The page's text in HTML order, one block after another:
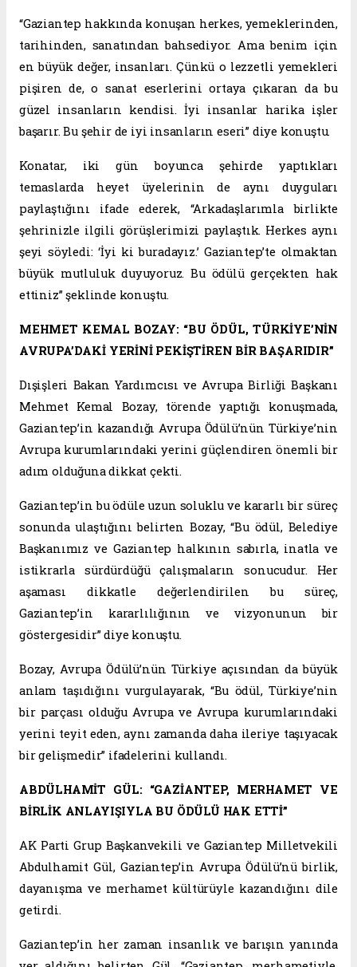
“Gaziantep hakkında konuşan herkes, yemeklerinden,
tarihinden, sanatından bahsediyor. Ama benim için
en büyük değer, insanları. Çünkü o lezzetli yemekleri
pişiren de, o sanat eserlerini ortaya çıkaran da bu
güzel insanların kendisi. İyi insanlar harika işler
başarır. Bu şehir de iyi insanların eseri” diye konuştu.
Konatar, iki gün boyunca şehirde yaptıkları
temaslarda heyet üyelerinin de aynı duyguları
paylaştığını ifade ederek, “Arkadaşlarımla birlikte
şehrinizle ilgili görüşlerimizi paylaştık. Herkes aynı
şeyi söyledi: ‘İyi ki buradayız.’ Gaziantep’te olmaktan
büyük mutluluk duyuyoruz. Bu ödülü gerçekten hak
ettiniz” şeklinde konuştu.
MEHMET KEMAL BOZAY: “BU ÖDÜL, TÜRKİYE’NİN
AVRUPA’DAKİ YERİNİ PEKİŞTİREN BİR BAŞARIDIR”
Dışişleri Bakan Yardımcısı ve Avrupa Birliği Başkanı
Mehmet Kemal Bozay, törende yaptığı konuşmada,
Gaziantep’in kazandığı Avrupa Ödülü’nün Türkiye’nin
Avrupa kurumlarındaki yerini güçlendiren önemli bir
adım olduğuna dikkat çekti.
Gaziantep’in bu ödüle uzun soluklu ve kararlı bir süreç
sonunda ulaştığını belirten Bozay, “Bu ödül, Belediye
Başkanımız ve Gaziantep halkının sabırla, inatla ve
istikrarla sürdürdüğü çalışmaların sonucudur. Her
aşaması dikkatle değerlendirilen bu süreç,
Gaziantep’in kararlılığının ve vizyonunun bir
göstergesidir” diye konuştu.
Bozay, Avrupa Ödülü’nün Türkiye açısından da büyük
anlam taşıdığını vurgulayarak, “Bu ödül, Türkiye’nin
bir parçası olduğu Avrupa ve Avrupa kurumlarındaki
yerini teyit eden, aynı zamanda daha ileriye taşıyacak
bir gelişmedir” ifadelerini kullandı.
ABDÜLHAMİT GÜL: “GAZİANTEP, MERHAMET VE
BİRLİK ANLAYIŞIYLA BU ÖDÜLÜ HAK ETTİ”
AK Parti Grup Başkanvekili ve Gaziantep Milletvekili
Abdulhamit Gül, Gaziantep’in Avrupa Ödülü’nü birlik,
dayanışma ve merhamet kültürüyle kazandığını dile
getirdi.
Gaziantep’in her zaman insanlık ve barışın yanında